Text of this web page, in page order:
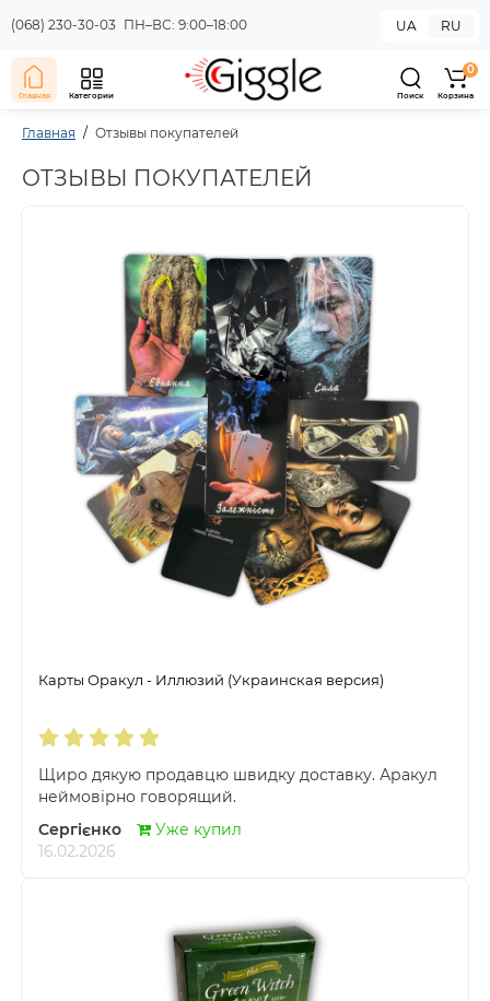
(068) 230-30-03 ПН–ВС: 9:00–18:00 UA RU
Главная Категории Поиск
0
Корзина
Главная Отзывы покупателей
ОТЗЫВЫ ПОКУПАТЕЛЕЙ
Карты Оракул - Иллюзий (Украинская версия)
Щиро дякую продавцю швидку доставку. Аракул
неймовірно говорящий.
Сергієнко
Уже купил
16.02.2026